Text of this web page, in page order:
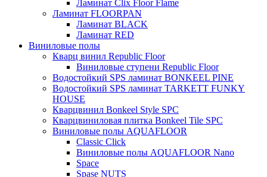
Ламинат Clix Floor Flame
Ламинат FLOORPAN
Ламинат BLACK
Ламинат RED
Виниловые полы
Кварц винил Republic Floor
Виниловые ступени Republic Floor
Водостойкий SPS ламинат BONKEEL PINE
Водостойкий SPS ламинат TARKETT FUNKY
HOUSE
Кварцвинил Bonkeel Style SPC
Кварцвиниловая плитка Bonkeel Tile SPC
Виниловые полы AQUAFLOOR
Classic Click
Виниловые полы AQUAFLOOR Nano
Space
Spase NUTS